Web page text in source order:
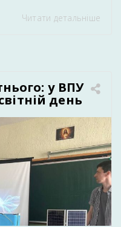
час атестації
успішно
самостійної
інформаційних
Читати детальніше
у ВПУ
день